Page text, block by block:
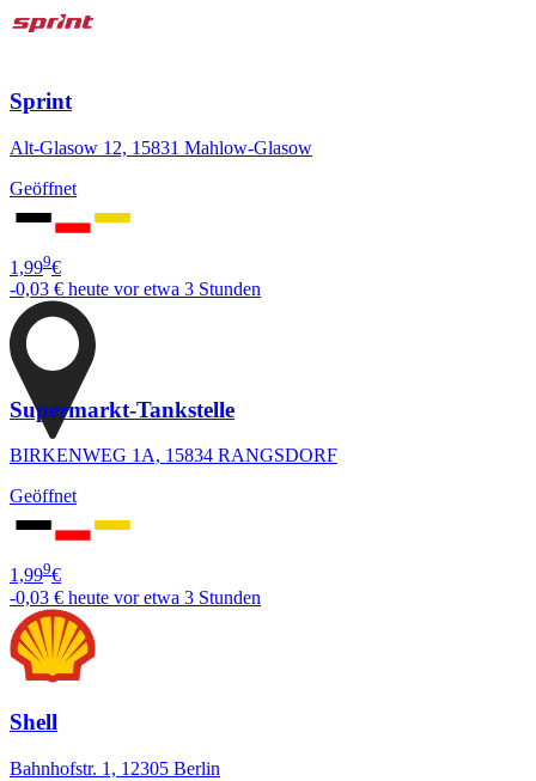
Sprint
Alt-Glasow 12, 15831 Mahlow-Glasow
Geöffnet
1,999€
-0,03 € heute vor etwa 3 Stunden
Supermarkt-Tankstelle
BIRKENWEG 1A, 15834 RANGSDORF
Geöffnet
1,999€
-0,03 € heute vor etwa 3 Stunden
Shell
Bahnhofstr. 1, 12305 Berlin